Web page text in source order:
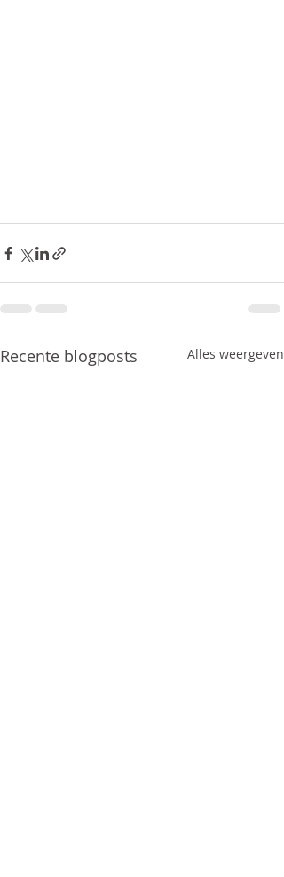
Recente blogposts Alles weergeven